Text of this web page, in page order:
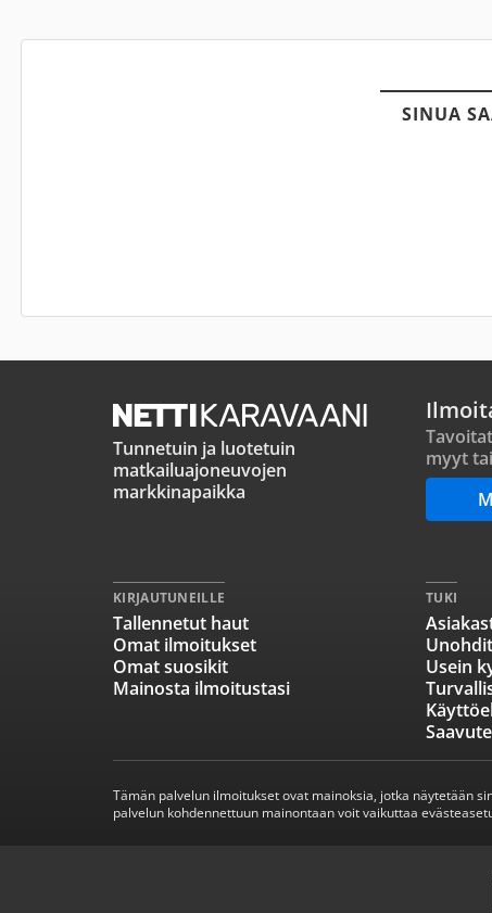
SINUA
Tunnetuin ja luotetuin
matkailuajoneuvojen
markkinapaikka
myyt
KIRJAUTUNEILLE
Tallennetut haut
Omat ilmoitukset
Omat suosikit
Mainosta ilmoitustasi
TUKI
Usein
Tämän palvelun ilmoitukset ovat mainoksia, jotka näytetään
palvelun kohdennettuun mainontaan voit vaikuttaa